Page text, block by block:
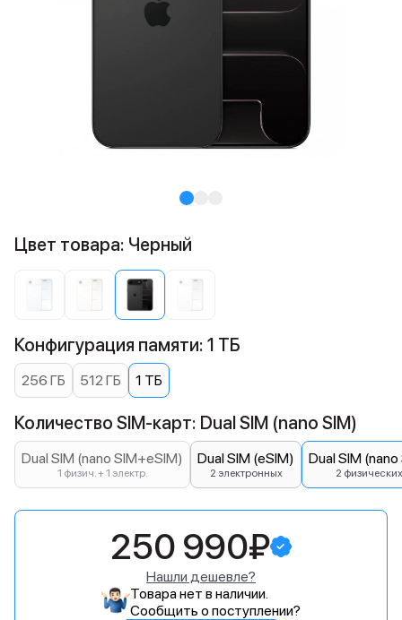
Цвет товара: Черный
Конфигурация памяти: 1 ТБ
256 ГБ 512 ГБ 1 ТБ
Количество SIM-карт: Dual SIM (nano SIM)
Dual SIM (nano SIM+eSIM)
1 физич. + 1 электр.
Dual SIM (eSIM)
2 электронных
Dual SIM
2 физических
250 990₽
Нашли дешевле?
Товара нет в наличии.
Сообщить о поступлении?